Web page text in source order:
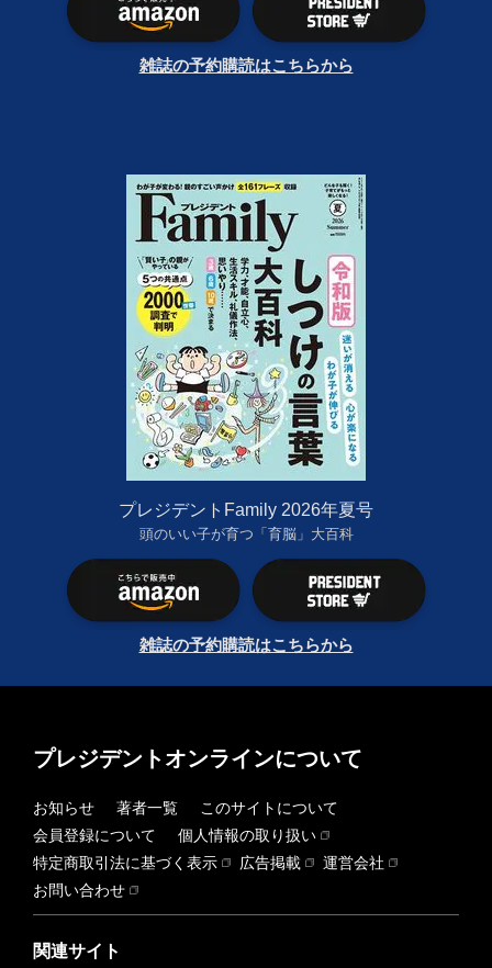
雑誌の予約購読はこちらから
プレジデントFamily 2026年夏号
頭のいい子が育つ「育脳」大百科
雑誌の予約購読はこちらから
プレジデントオンラインについて
お知らせ 著者一覧
このサイトについて
会員登録について
個人情報の取り扱い
特定商取引法に基づく表示
広告掲載
運営会社
お問い合わせ
関連サイト